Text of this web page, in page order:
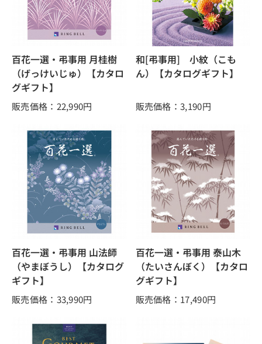
百花一選・弔事用 月桂樹
（げっけいじゅ）【カタロ
グギフト】
販売価格：22,990円
和[弔事用] 小紋（こも
ん）【カタログギフト】
販売価格：3,190円
百花一選・弔事用 山法師
（やまぼうし）【カタログ
ギフト】
販売価格：33,990円
百花一選・弔事用 泰山木
（たいさんぼく）【カタロ
グギフト】
販売価格：17,490円